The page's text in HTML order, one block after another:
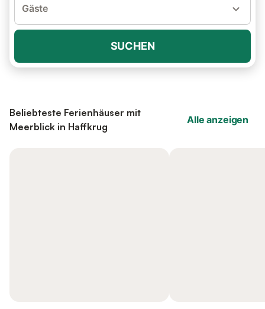
Gäste
SUCHEN
Beliebteste Ferienhäuser mit
Meerblick in Haffkrug
Alle anzeigen